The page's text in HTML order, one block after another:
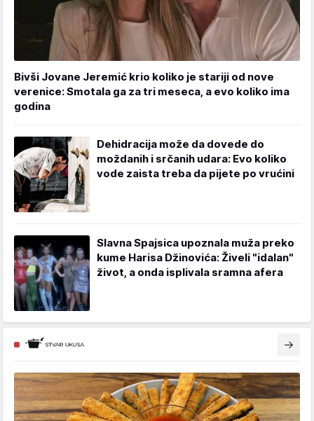
Bivši Jovane Jeremić krio koliko je stariji od nove
verenice: Smotala ga za tri meseca, a evo koliko ima
godina
Dehidracija može da dovede do
moždanih i srčanih udara: Evo koliko
vode zaista treba da pijete po vrućini
Slavna Spajsica upoznala muža preko
kume Harisa Džinovića: Živeli "idalan"
život, a onda isplivala sramna afera